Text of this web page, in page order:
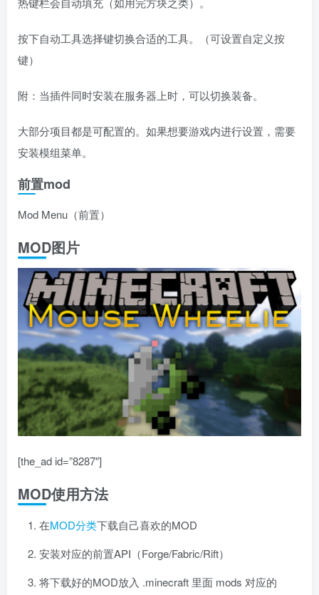
按下自动工具选择键切换合适的工具。（可设置自定义按
键）
附：当插件同时安装在服务器上时，可以切换装备。
大部分项目都是可配置的。如果想要游戏内进行设置，需要
安装模组菜单。
前置mod
Mod Menu（前置）
MOD图片
[the_ad id=”8287″]
MOD使用方法
在MOD分类下载自己喜欢的MOD
安装对应的前置API（Forge/Fabric/Rift）
将下载好的MOD放入 .minecraft 里面 mods 对应的